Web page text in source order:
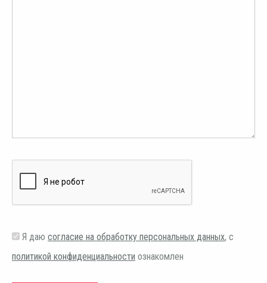
Я даю согласие на обработку персональных данных, с
политикой конфиденциальности ознакомлен